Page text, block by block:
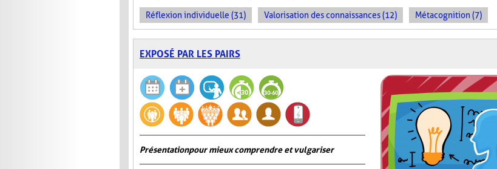
Réflexion individuelle (31) Valorisation des connaissances (12) Métacognition (7)
EXPOSÉ PAR LES PAIRS
Présentation pour mieux comprendre et vulgariser